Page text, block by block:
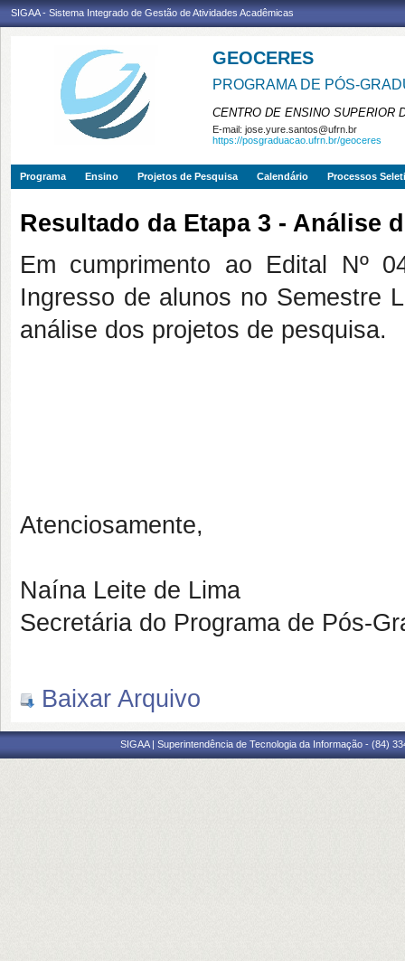
SIGAA - Sistema Integrado de Gestão de Atividades Acadêmicas
GEOCERES
PROGRAMA DE PÓS-
CENTRO DE ENSINO SUPERIOR
E-mail: jose.yure.santos@ufrn.br
https://posgraduacao.ufrn.br/geoceres
Programa Ensino Projetos de Pesquisa Calendário Processos
Resultado da Etapa 3 - Análise
Em cumprimento ao Edital Nº
Ingresso de alunos no Semestre
análise dos projetos de pesquisa.
Atenciosamente,
Naína Leite de Lima
Secretária do Programa de Pós-
Baixar Arquivo
SIGAA | Superintendência de Tecnologia da Informação - (84)